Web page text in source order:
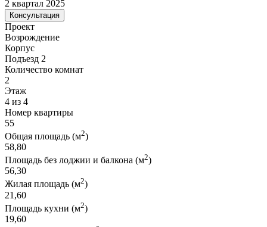
2 квартал 2025
Консультация
Проект
Возрождение
Корпус
Подъезд 2
Количество комнат
2
Этаж
4 из 4
Номер квартиры
55
Общая площадь (м2)
58,80
Площадь без лоджии и балкона (м2)
56,30
Жилая площадь (м2)
21,60
Площадь кухни (м2)
19,60